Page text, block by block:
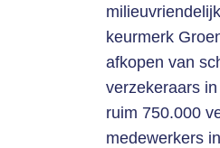
keurmerk
afkopen van
verzekeraars
ruim 750.000
medewerkers